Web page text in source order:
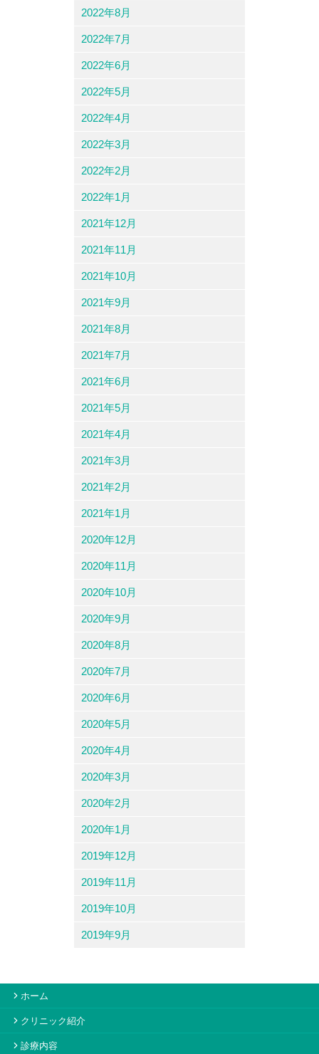
2022年8月
2022年7月
2022年6月
2022年5月
2022年4月
2022年3月
2022年2月
2022年1月
2021年12月
2021年11月
2021年10月
2021年9月
2021年8月
2021年7月
2021年6月
2021年5月
2021年4月
2021年3月
2021年2月
2021年1月
2020年12月
2020年11月
2020年10月
2020年9月
2020年8月
2020年7月
2020年6月
2020年5月
2020年4月
2020年3月
2020年2月
2020年1月
2019年12月
2019年11月
2019年10月
2019年9月
ホーム
クリニック紹介
診療内容